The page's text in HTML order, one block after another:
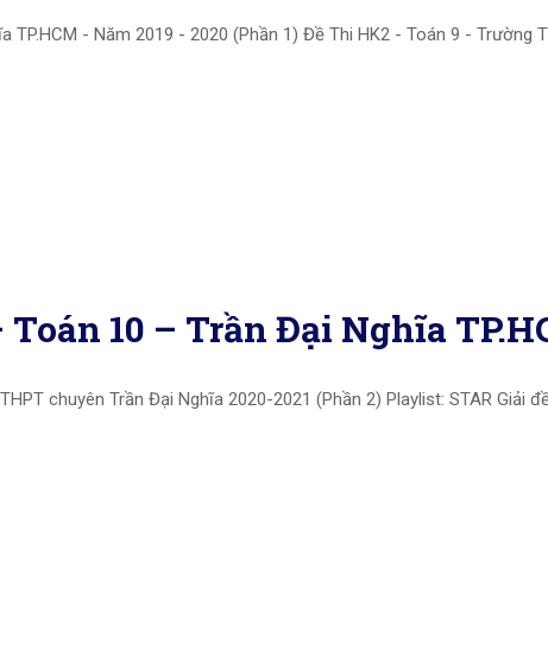
TP.HCM - Năm 2019 - 2020 (Phần 1) Đề Thi HK2 - Toán 9 - Trường
10 – Trần Đại Nghĩa
chuyên Trần Đại Nghĩa 2020-2021 (Phần 2) Playlist: STAR Giải